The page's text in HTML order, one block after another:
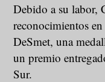
Debido a su labor,
reconocimientos
DeSmet, una
un premio
Sur.